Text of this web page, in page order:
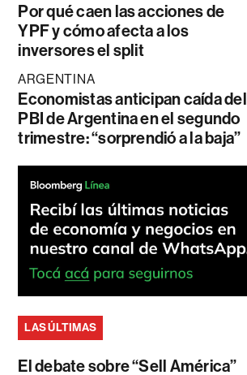
Por qué caen las acciones de
YPF y cómo afecta a los
inversores el split
ARGENTINA
Economistas anticipan caída del
PBI de Argentina en el segundo
trimestre: “sorprendió a la baja”
LAS ÚLTIMAS
El debate sobre “Sell América”